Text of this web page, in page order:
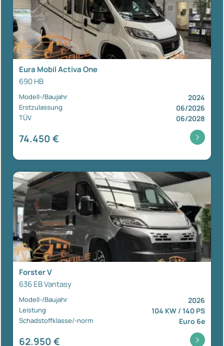
Eura Mobil Activa One
690 HB
Modell-/Baujahr 2024
Erstzulassung 06/2026
TÜV 06/2028
74.450 €
Forster V
636 EB Vantasy
Modell-/Baujahr 2026
Leistung 104 KW / 140 PS
Schadstoffklasse/-norm Euro 6e
62.950 €